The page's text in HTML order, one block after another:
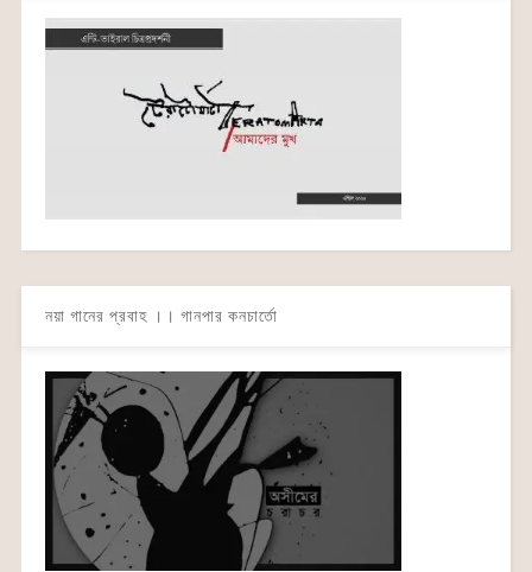
নয়া গানের প্রবাহ ।। গানপার কনচার্তো